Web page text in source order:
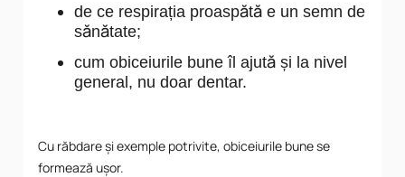
de ce respirația proaspătă e un semn de
sănătate;
cum obiceiurile bune îl ajută și la nivel
general, nu doar dentar.
Cu răbdare și exemple potrivite, obiceiurile bune se
formează ușor.